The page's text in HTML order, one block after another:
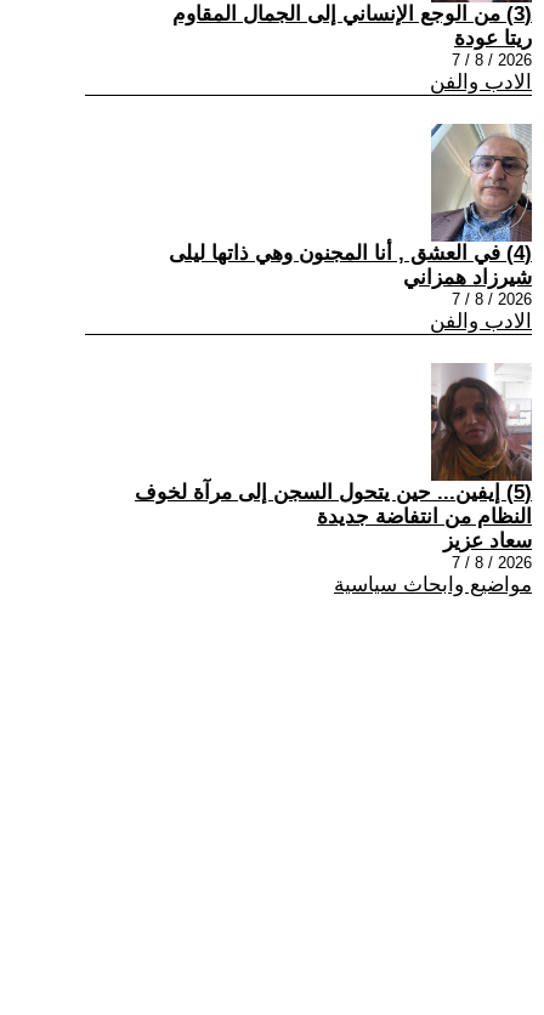
(3) من الوجع الإنساني إلى الجمال المقاوم
ريتا عودة
2026 / 8 / 7
الادب والفن
(4) في العشق , أنا المجنون وهي ذاتها ليلى
شيرزاد همزاني
2026 / 8 / 7
الادب والفن
(5) إيفين... حين يتحول السجن إلى مرآة لخوف
النظام من انتفاضة جديدة
سعاد عزيز
2026 / 8 / 7
مواضيع وابحاث سياسية